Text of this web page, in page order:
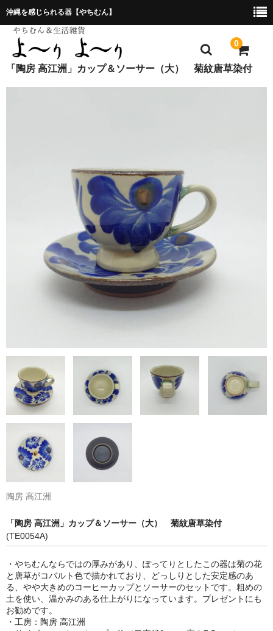
沖縄を感じられる器【やちむん】
0
「陶房 高江洲」カップ＆ソーサー（大） 菊紋唐草染付
陶房 高江洲
「陶房 高江洲」カップ＆ソーサー（大） 菊紋唐草染付
(TE0054A)
・やちむんならではの厚みがあり、ぽってりとしたこの器は菊の花
と唐草がコバルト色で描かれており、どっしりとした安定感のあ
る、やや大きめのコーヒーカップとソーサーのセットです。粗めの
土を使い、温かみのある仕上がりになっています。プレゼントにも
お勧めです。
・工房：陶房 高江洲